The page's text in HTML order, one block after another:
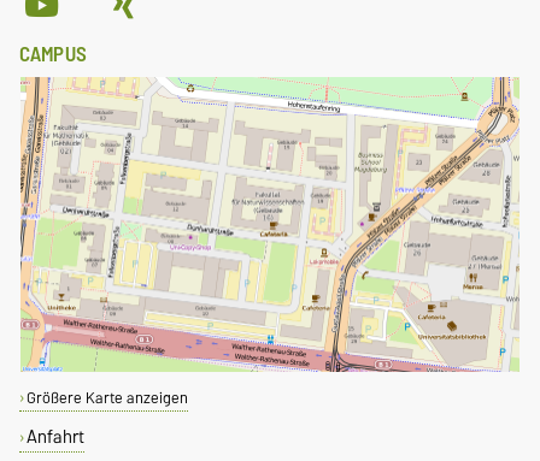
CAMPUS
Größere Karte anzeigen
Anfahrt